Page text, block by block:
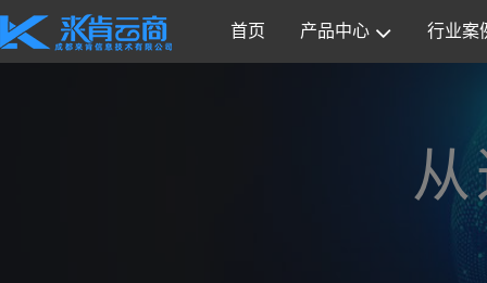
首页 产品中心 行业案